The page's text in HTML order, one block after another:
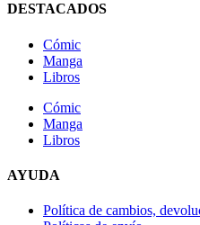
DESTACADOS
Cómic
Manga
Libros
Cómic
Manga
Libros
AYUDA
Política de cambios,